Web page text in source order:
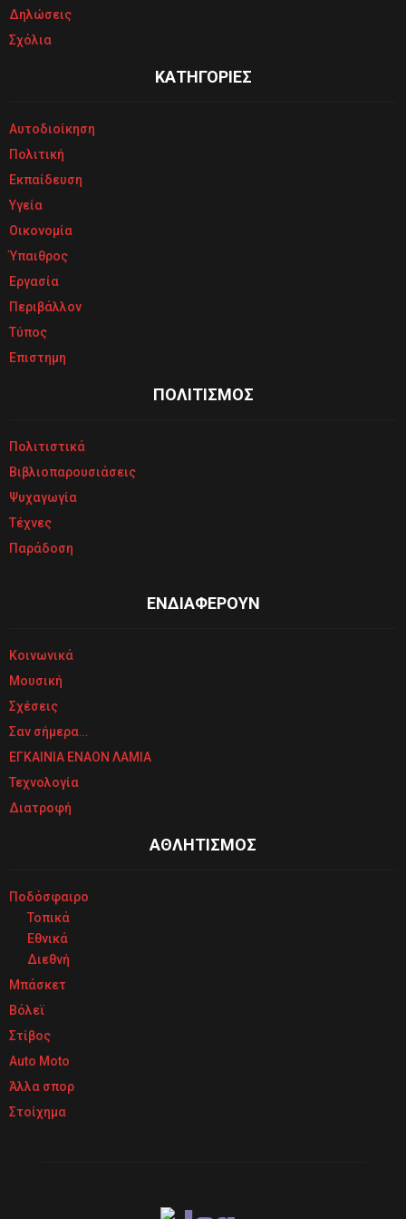
Δηλώσεις
Σχόλια
ΚΑΤΗΓΟΡΙΕΣ
Αυτοδιοίκηση
Πολιτική
Εκπαίδευση
Υγεία
Οικονομία
Ύπαιθρος
Εργασία
Περιβάλλον
Τύπος
Επιστημη
ΠΟΛΙΤΙΣΜΟΣ
Πολιτιστικά
Βιβλιοπαρουσιάσεις
Ψυχαγωγία
Τέχνες
Παράδοση
ΕΝΔΙΑΦΕΡΟΥΝ
Κοινωνικά
Μουσική
Σχέσεις
Σαν σήμερα…
ΕΓΚΑΙΝΙΑ ΕΝΑΟΝ ΛΑΜΙΑ
Τεχνολογία
Διατροφή
ΑΘΛΗΤΙΣΜΟΣ
Ποδόσφαιρο
Τοπικά
Εθνικά
Διεθνή
Μπάσκετ
Βόλεϊ
Στίβος
Auto Moto
Άλλα σπορ
Στοίχημα